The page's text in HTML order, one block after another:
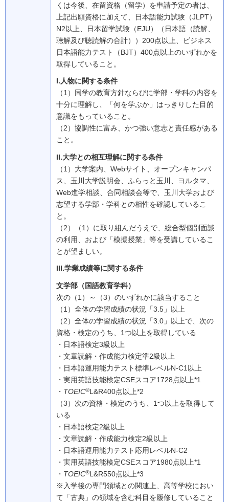
くは今後、在留資格（留学）を申請予定の者は、
上記出願資格に加えて、日本語能力試験（JLPT）
N2以上、日本留学試験（EJU）（日本語（読解、
聴解及び聴読解の合計））200点以上、ビジネス
日本語能力テスト（BJT）400点以上のいずれかを
取得していること。
I.人物に関する条件
（1）同学の教育方針ならびに学部・学科の内容を
十分に理解し、「何を学ぶか」はっきりした目的
意識をもっていること。
（2）協調性に富み、かつ強い意志と責任感がある
こと。
II.大学との相互理解に関する条件
（1）大学案内、Webサイト、オープンキャンパ
ス、玉川大学説明会、ふらっと玉川、ヨルタマ、
Web進学相談、合同相談会等で、玉川大学および
志望する学部・学科との相性を確認しているこ
と。
（2）（1）に取り組んだうえで、総合型個別面談
の利用、および「模擬授業」等を受講しているこ
とが望ましい。
III.学業成績等に関する条件
文学部（国語教育学科）
次の（1）～（3）のいずれかに該当すること
（1） 全体の学習成績の状況「3.5」以上
（2） 全体の学習成績の状況「3.0」以上で、次の
資格・検定のうち、1つ以上を取得している
・日本語検定3級以上
・文章読解・作成能力検定準2級以上
・日本語運用能力テスト標準レベルN-C1以上
・実用英語技能検定CSEスコア1728点以上*1
・ TOEIC®L&R400点以上*2
（3） 次の資格・検定のうち、1つ以上を取得して
いる
・日本語検定2級以上
・文章読解・作成能力検定2級以上
・日本語運用能力テスト応用レベルN-C2
・実用英語技能検定CSEスコア1980点以上*1
・ TOEIC®L&R550点以上*3
※入学後の専門領域との関連上、高等学校におい
て「古典」の領域を含む科目を履修していること